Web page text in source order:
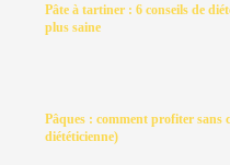
Pâte à tartiner : 6 conseils de
plus saine
Pâques : comment profiter sans
diététicienne)